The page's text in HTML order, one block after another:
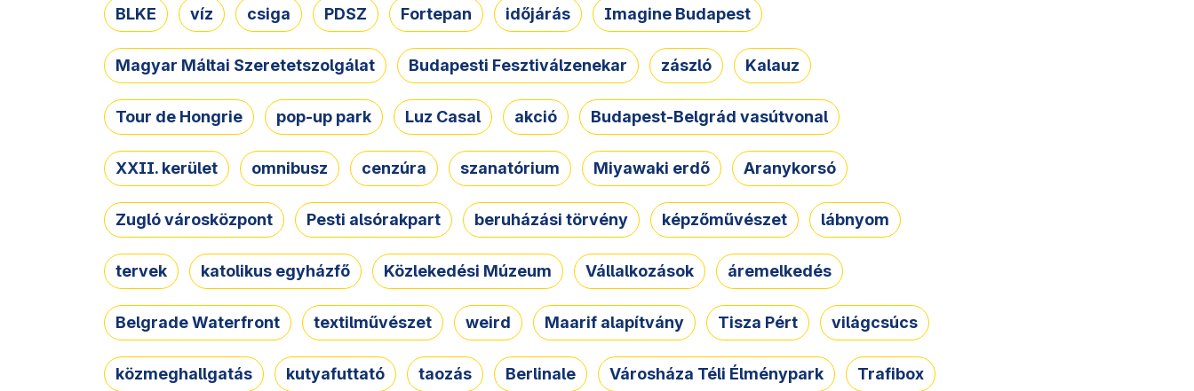
BLKE víz csiga PDSZ Fortepan időjárás Imagine Budapest
Magyar Máltai Szeretetszolgálat Budapesti Fesztiválzenekar zászló Kalauz
Tour de Hongrie pop-up park Luz Casal akció Budapest-Belgrád vasútvonal
XXII. kerület omnibusz cenzúra szanatórium Miyawaki erdő Aranykorsó
Zugló városközpont Pesti alsórakpart beruházási törvény képzőművészet lábnyom
tervek katolikus egyházfő Közlekedési Múzeum Vállalkozások áremelkedés
Belgrade Waterfront textilművészet weird Maarif alapítvány Tisza Pért világcsúcs
közmeghallgatás kutyafuttató taozás Berlinale Városháza Téli Élménypark Trafibox